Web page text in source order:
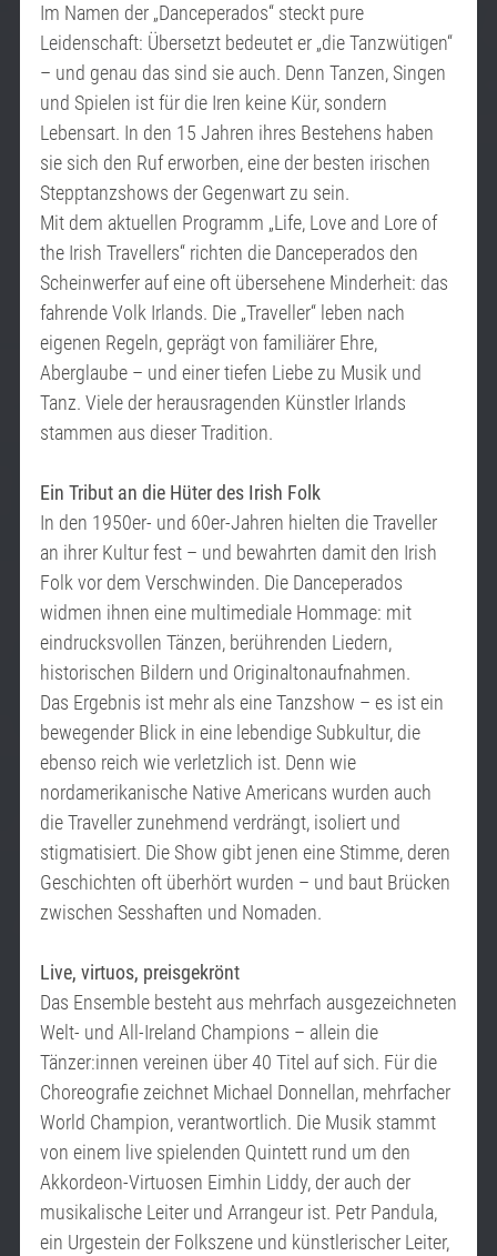
Im Namen der „Danceperados“ steckt pure
Leidenschaft: Übersetzt bedeutet er „die Tanzwütigen“
– und genau das sind sie auch. Denn Tanzen, Singen
und Spielen ist für die Iren keine Kür, sondern
Lebensart. In den 15 Jahren ihres Bestehens haben
sie sich den Ruf erworben, eine der besten irischen
Stepptanzshows der Gegenwart zu sein.
Mit dem aktuellen Programm „Life, Love and Lore of
the Irish Travellers“ richten die Danceperados den
Scheinwerfer auf eine oft übersehene Minderheit: das
fahrende Volk Irlands. Die „Traveller“ leben nach
eigenen Regeln, geprägt von familiärer Ehre,
Aberglaube – und einer tiefen Liebe zu Musik und
Tanz. Viele der herausragenden Künstler Irlands
stammen aus dieser Tradition.
Ein Tribut an die Hüter des Irish Folk
In den 1950er- und 60er-Jahren hielten die Traveller
an ihrer Kultur fest – und bewahrten damit den Irish
Folk vor dem Verschwinden. Die Danceperados
widmen ihnen eine multimediale Hommage: mit
eindrucksvollen Tänzen, berührenden Liedern,
historischen Bildern und Originaltonaufnahmen.
Das Ergebnis ist mehr als eine Tanzshow – es ist ein
bewegender Blick in eine lebendige Subkultur, die
ebenso reich wie verletzlich ist. Denn wie
nordamerikanische Native Americans wurden auch
die Traveller zunehmend verdrängt, isoliert und
stigmatisiert. Die Show gibt jenen eine Stimme, deren
Geschichten oft überhört wurden – und baut Brücken
zwischen Sesshaften und Nomaden.
Live, virtuos, preisgekrönt
Das Ensemble besteht aus mehrfach ausgezeichneten
Welt- und All-Ireland Champions – allein die
Tänzer:innen vereinen über 40 Titel auf sich. Für die
Choreografie zeichnet Michael Donnellan, mehrfacher
World Champion, verantwortlich. Die Musik stammt
von einem live spielenden Quintett rund um den
Akkordeon-Virtuosen Eimhin Liddy, der auch der
musikalische Leiter und Arrangeur ist. Petr Pandula,
ein Urgestein der Folkszene und künstlerischer Leiter,